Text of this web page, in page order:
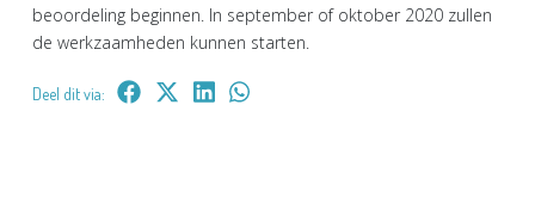
beoordeling beginnen. In september of oktober 2020 zullen
de werkzaamheden kunnen starten.
Deel dit via: